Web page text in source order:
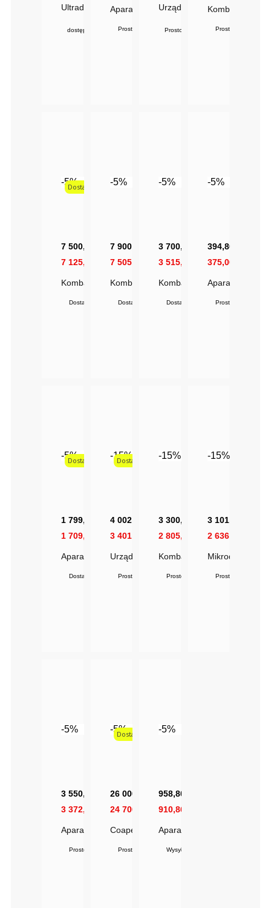
Ultradźwięki 2500 Expert Series Biało-Czarne
dostępny
Aparat Do Peelingu Wodorowego
Prosto od producenta
Urządzenie Kawitacyjne 800
Prosto od producenta
Kombajn
Prosto od
-5%
7 500,00 zł
7 125,00 zł
Kombajn Kosmetyczny Aqua 6W1
Dostawa ok. 7 dni
Dostawa 1gr -5%
7 900,00 zł
7 505,00 zł
Kombajn Kosmetyczny Hydro Facelift |
Dostawa w 48 godzin !
-5%
3 700,00 zł
3 515,00 zł
Kombajn Kosmetyczny 8W1
Dostawa ok. 7 dni
-5%
394,80 zł
375,06 zł
Aparat Do
Prosto od
-5%
1 799,99 zł
1 709,99 zł
Aparat Kosmetyczny 3w1 | Mikrodermabrazja +
Dostawa ok. 7 dni
Dostawa 1gr -15%
4 002,00 zł
3 401,70 zł
Urządzenie Do Presoterapii UTECH 826
Prosto od producenta
Dostawa 1gr -15%
3 300,50 zł
2 805,43 zł
Kombajn Kosmetyczny
Prosto od producenta
-15%
3 101,55 zł
2 636,32 zł
Prosto od
-5%
3 550,05 zł
3 372,55 zł
Aparat Kosmetyczny Multi Tower 4w1 |
Prosto od producenta
-5%
26 000,00 zł
24 700,00 zł
Coapeel 3000 Mikrodermabrazja |
Prosto od producenta
Dostawa 1gr -5%
958,80 zł
910,86 zł
Aparat Do Peelingu
Wysyłka w 24 do 72 h